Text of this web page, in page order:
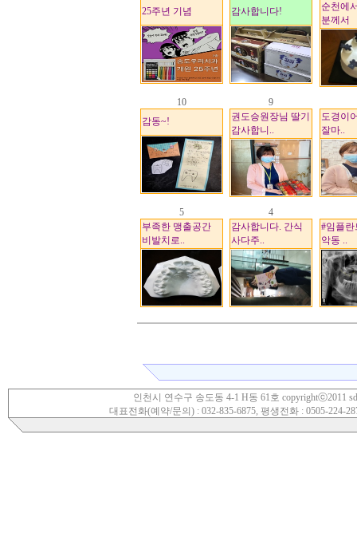
25주년 기념
감사합니다!
순천에
분께서
10
감동~!
9
권도승원장님 딸기
감사합니..
도경이
잘마..
5
부족한 맹출공간
비발치로..
4
감사합니다. 간식
사다주..
#임플란
악동 ..
인천시 연수구 송도동 4-1 H동 61호 copyrightⓒ2011
대표전화(예약/문의) : 032-835-6875, 평생전화 : 0505-224-